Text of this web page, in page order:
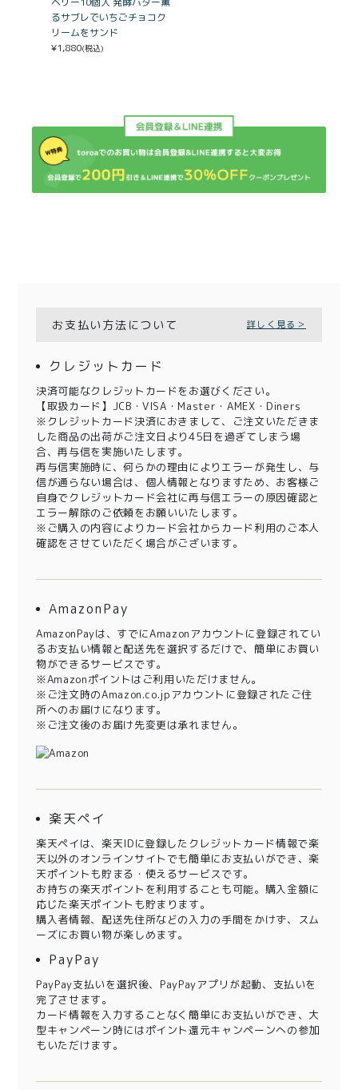
るサブレでいちごチョコク
リームをサンド
¥1,880(税込)
お支払い方法について 詳しく見る＞
クレジットカード
決済可能なクレジットカードをお選びください。
【取扱カード】JCB・VISA・Master・AMEX・Diners
※クレジットカード決済におきまして、ご注文いただきま
した商品の出荷がご注文日より45日を過ぎてしまう場
合、再与信を実施いたします。
再与信実施時に、何らかの理由によりエラーが発生し、与
信が通らない場合は、個人情報となりますため、お客様ご
自身でクレジットカード会社に再与信エラーの原因確認と
エラー解除のご依頼をお願いいたします。
※ご購入の内容によりカード会社からカード利用のご本人
確認をさせていただく場合がございます。
AmazonPay
AmazonPayは、すでにAmazonアカウントに登録されてい
るお支払い情報と配送先を選択するだけで、簡単にお買い
物ができるサービスです。
※Amazonポイントはご利用いただけません。
※ご注文時のAmazon.co.jpアカウントに登録されたご住
所へのお届けになります。
※ご注文後のお届け先変更は承れません。
楽天ペイ
楽天ペイは、楽天IDに登録したクレジットカード情報で楽
天以外のオンラインサイトでも簡単にお支払いができ、楽
天ポイントも貯まる・使えるサービスです。
お持ちの楽天ポイントを利用することも可能。購入金額に
応じた楽天ポイントも貯まります。
購入者情報、配送先住所などの入力の手間をかけず、スム
ーズにお買い物が楽しめます。
PayPay
PayPay支払いを選択後、PayPayアプリが起動、支払いを
完了させます。
カード情報を入力することなく簡単にお支払いができ、大
型キャンペーン時にはポイント還元キャンペーンへの参加
もいただけます。